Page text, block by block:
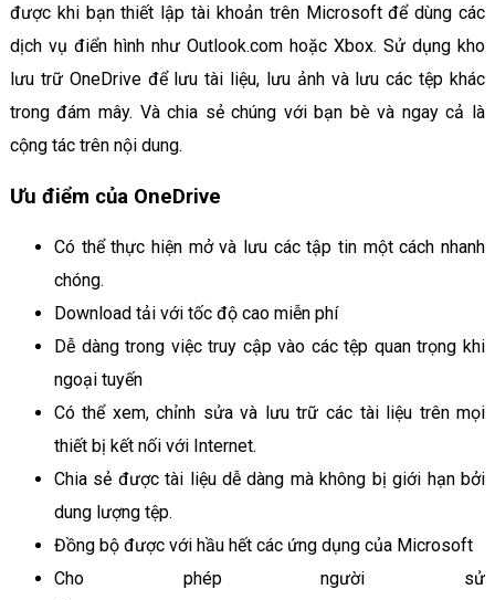
được khi bạn thiết lập tài khoản trên Microsoft để dùng các
dịch vụ điển hình như Outlook.com hoặc Xbox. Sử dụng kho
lưu trữ OneDrive để lưu tài liệu, lưu ảnh và lưu các tệp khác
trong đám mây. Và chia sẻ chúng với bạn bè và ngay cả là
cộng tác trên nội dung.
Ưu điểm của OneDrive
Có thể thực hiện mở và lưu các tập tin một cách nhanh
chóng.
Download tải với tốc độ cao miễn phí
Dễ dàng trong việc truy cập vào các tệp quan trọng khi
ngoại tuyến
Có thể xem, chỉnh sửa và lưu trữ các tài liệu trên mọi
thiết bị kết nối với Internet.
Chia sẻ được tài liệu dễ dàng mà không bị giới hạn bởi
dung lượng tệp.
Đồng bộ được với hầu hết các ứng dụng của Microsoft
Cho phép người sử